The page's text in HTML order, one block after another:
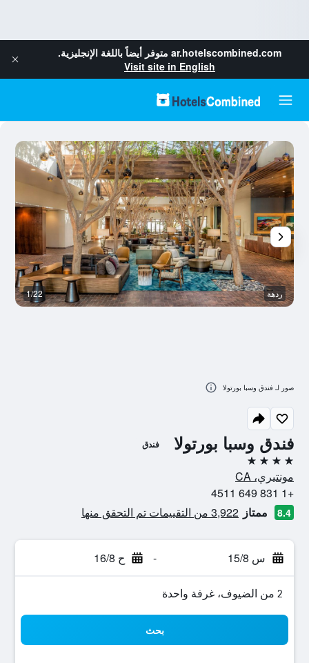
ar.hotelscombined.com متوفر أيضاً باللغة الإنجليزية.
Visit site in English
فندق وسبا بورتولا فندق
4 نجوم
مونتيري، CA
+1 831 649 4511
8.4 ممتاز 3,922 من التقييمات تم التحقق منها
س 15/8 - ح 16/8
2 من الضيوف، غرفة واحدة
بحث
ردهة 1/22
صور لـ فندق وسبا بورتولا